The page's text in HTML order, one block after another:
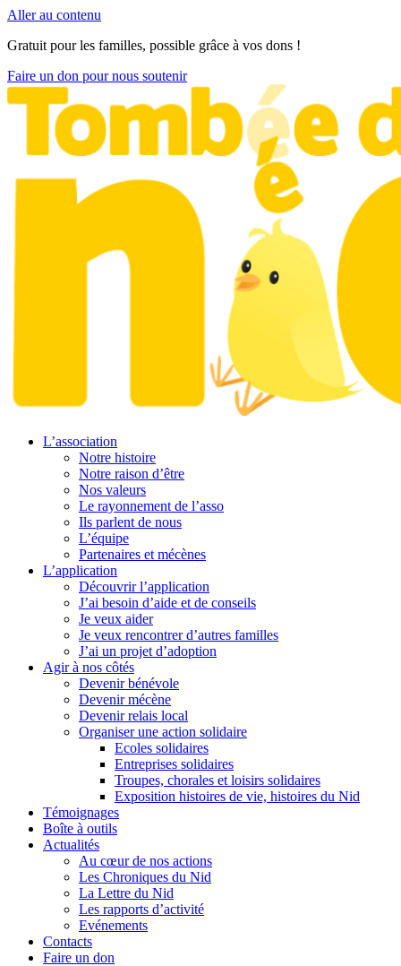
Aller au contenu
Gratuit pour les familles, possible grâce à vos dons !
Faire un don pour nous soutenir
L’association
Notre histoire
Notre raison d’être
Nos valeurs
Le rayonnement de l’asso
Ils parlent de nous
L’équipe
Partenaires et mécènes
L’application
Découvrir l’application
J’ai besoin d’aide et de conseils
Je veux aider
Je veux rencontrer d’autres familles
J’ai un projet d’adoption
Agir à nos côtés
Devenir bénévole
Devenir mécène
Devenir relais local
Organiser une action solidaire
Ecoles solidaires
Entreprises solidaires
Troupes, chorales et loisirs solidaires
Exposition histoires de vie, histoires du Nid
Témoignages
Boîte à outils
Actualités
Au cœur de nos actions
Les Chroniques du Nid
La Lettre du Nid
Les rapports d’activité
Evénements
Contacts
Faire un don